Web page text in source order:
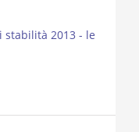
stabilità 2013 - le